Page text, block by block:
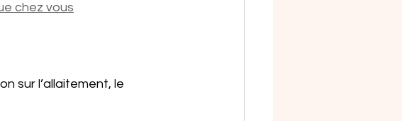
chez vous
sur l’allaitement, le